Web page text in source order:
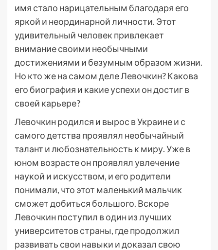
имя стало нарицательным благодаря его
яркой и неординарной личности. Этот
удивительный человек привлекает
внимание своими необычными
достижениями и безумным образом жизни.
Но кто же на самом деле Левочкин? Какова
его биография и какие успехи он достиг в
своей карьере?
Левочкин родился и вырос в Украине и с
самого детства проявлял необычайный
талант и любознательность к миру. Уже в
юном возрасте он проявлял увлечение
наукой и искусством, и его родители
понимали, что этот маленький мальчик
сможет добиться большого. Вскоре
Левочкин поступил в один из лучших
университетов страны, где продолжил
развивать свои навыки и доказал свою